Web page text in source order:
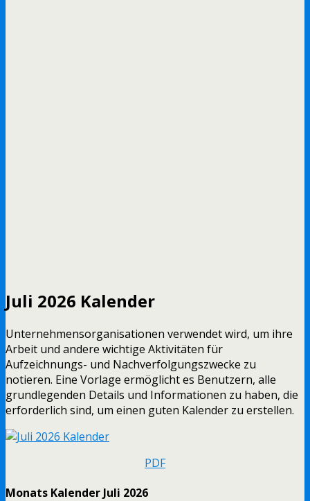
Juli 2026 Kalender
Unternehmensorganisationen verwendet wird, um ihre
Arbeit und andere wichtige Aktivitäten für
Aufzeichnungs- und Nachverfolgungszwecke zu
notieren. Eine Vorlage ermöglicht es Benutzern, alle
grundlegenden Details und Informationen zu haben, die
erforderlich sind, um einen guten Kalender zu erstellen.
PDF
Monats Kalender Juli 2026